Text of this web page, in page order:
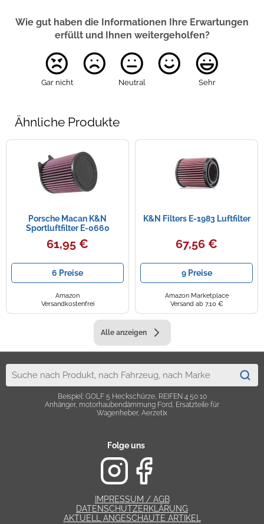
Wie gut haben die Informationen Ihre Erwartungen
erfüllt und Ihnen weitergeholfen?
Gar nicht Neutral Sehr
Ähnliche Produkte
Porsche Macan K&N
Sportluftfilter E-0660
61,95 €
6 Preise
Amazon
Versandkostenfrei
K&N Filters E-1983 Luftfilter
67,56 €
9 Preise
Amazon Marketplace
Versand ab 7,10 €
Alle anzeigen
Beispiel: GOLF 5 Heckschürze, REIFEN 4 50 10
Anhänger, motorhaubendämmung Ford, Ersatzteile für
Wagenheber, Aerzetix
Folge uns
IMPRESSUM / AGB
DATENSCHUTZERKLÄRUNG
AKTUELL ANGESCHAUTE ARTIKEL